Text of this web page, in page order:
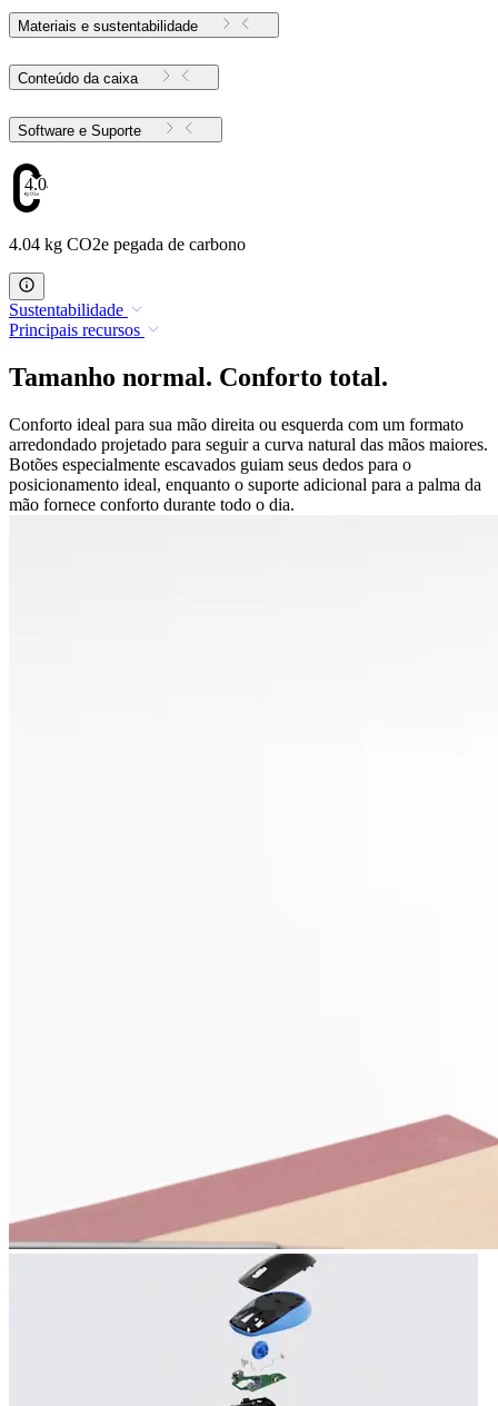
Materiais e sustentabilidade
Conteúdo da caixa
Software e Suporte
4.04
4.04 kg CO2e pegada de carbono
Sustentabilidade
Principais recursos
Tamanho normal. Conforto total.
Conforto ideal para sua mão direita ou esquerda com um formato
arredondado projetado para seguir a curva natural das mãos maiores.
Botões especialmente escavados guiam seus dedos para o
posicionamento ideal, enquanto o suporte adicional para a palma da
mão fornece conforto durante todo o dia.